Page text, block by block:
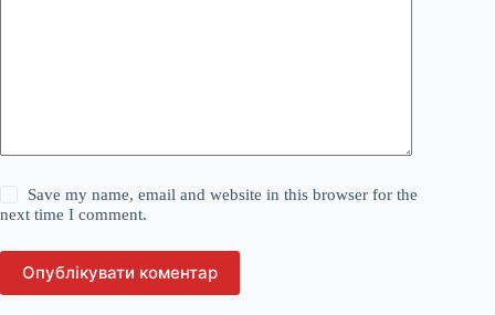
Save my name, email and website in this browser for the
next time I comment.
Опублікувати коментар